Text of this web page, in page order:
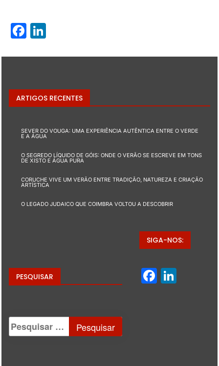
Facebook
ARTIGOS RECENTES
SEVER DO VOUGA: UMA EXPERIÊNCIA AUTÊNTICA ENTRE O VERDE
E A ÁGUA
O SEGREDO LÍQUIDO DE GÓIS: ONDE O VERÃO SE ESCREVE EM TONS
DE XISTO E ÁGUA PURA
CORUCHE VIVE UM VERÃO ENTRE TRADIÇÃO, NATUREZA E CRIAÇÃO
ARTÍSTICA
O LEGADO JUDAICO QUE COIMBRA VOLTOU A DESCOBRIR
PESQUISAR
SIGA-NOS: